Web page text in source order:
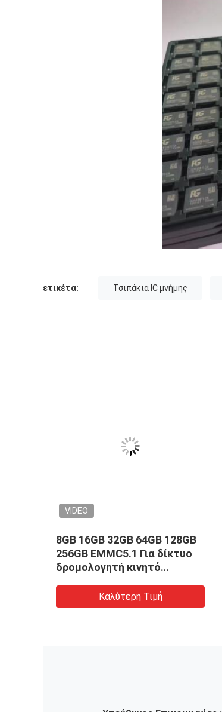
ετικέτα: Τσιπάκια IC μνήμης
VIDEO
8GB 16GB 32GB 64GB 128GB
256GB EMMC5.1 Για δίκτυο
δρομολογητή κινητό
Καλύτερη Τιμή